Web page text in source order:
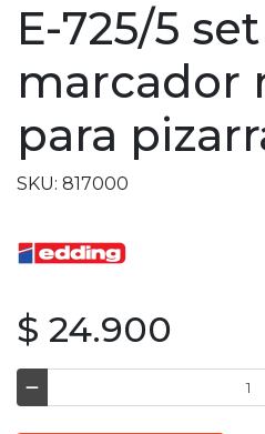
E-725/5 set
marcador
para
SKU: 817000
$ 24.900